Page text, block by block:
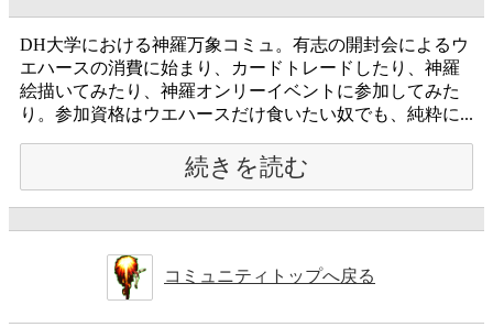
DH大学における神羅万象コミュ。有志の開封会によるウ
エハースの消費に始まり、カードトレードしたり、神羅
絵描いてみたり、神羅オンリーイベントに参加してみた
り。参加資格はウエハースだけ食いたい奴でも、純粋に...
続きを読む
コミュニティトップへ戻る